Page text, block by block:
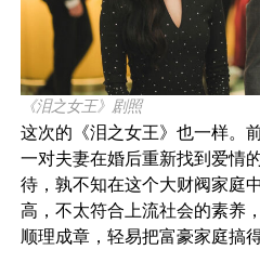
《泪之女王》剧照
这次的《泪之女王》也一样。
一对夫妻在婚后重新找到爱情
待，孰不知在这个大财阀家庭
高，不太符合上流社会的素养
顺理成章，轻易把富豪家庭搞